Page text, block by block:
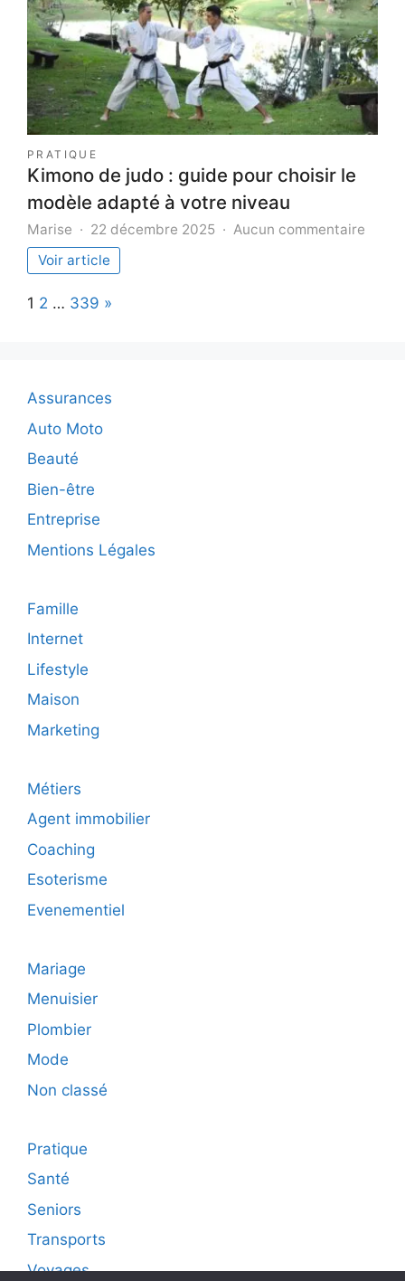
guide
complet
et
pratique
PRATIQUE
Kimono de judo : guide pour choisir le
modèle adapté à votre niveau
Marise 22 décembre 2025 Aucun commentaire
Voir article
Page:
1 2 … 339 Next
»
Assurances
Auto Moto
Beauté
Bien-être
Entreprise
Mentions Légales
Famille
Internet
Lifestyle
Maison
Marketing
Métiers
Agent immobilier
Coaching
Esoterisme
Evenementiel
Mariage
Menuisier
Plombier
Mode
Non classé
Pratique
Santé
Seniors
Transports
Voyages